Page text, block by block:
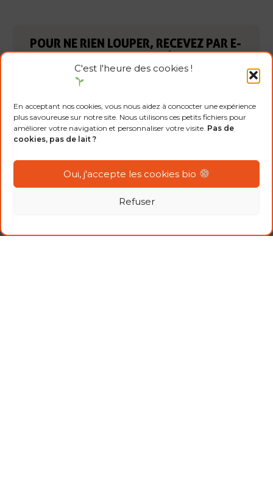
C'est l'heure des cookies !
En acceptant nos cookies, vous nous aidez à concocter une expérience
plus savoureuse sur notre site. Nous utilisons ces petits fichiers pour
améliorer votre navigation et personnaliser votre visite. Pas de
cookies, pas de lait ?
Oui, j'accepte les cookies bio
Refuser
POUR NE RIEN LOUPER, RECEVEZ PAR E-
m
a
i
l R
P
*
J'accepte
confidentialité